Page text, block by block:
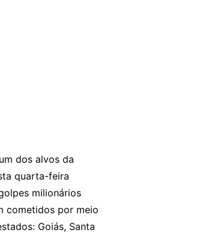
dos alvos da
quarta-feira
milionários
cometidos por meio
Goiás, Santa